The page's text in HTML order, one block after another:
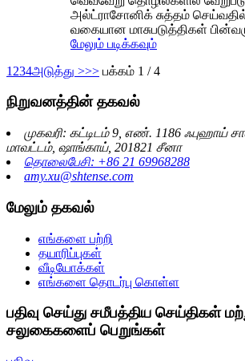
அல்ட்ராசோனிக் சுத்தம்
வகையான மாசுபடுத்திகள்
மேலும் படிக்கவும்
1 234அடுத்து >>> பக்கம் 1 / 4
நிறுவனத்தின் தகவல்
முகவரி: கட்டிடம் 9, எண். 1186 ஃபுஹாய்
மாவட்டம், ஷாங்காய், 201821 சீனா
தொலைபேசி: +86 21 69968288
amy.xu@shtense.com
மேலும் தகவல்
எங்களை பற்றி
தயாரிப்புகள்
வீடியோக்கள்
எங்களை தொடர்பு கொள்ள
பதிவு செய்து சமீபத்திய செய்திகள்
சலுகைகளைப் பெறுங்கள்